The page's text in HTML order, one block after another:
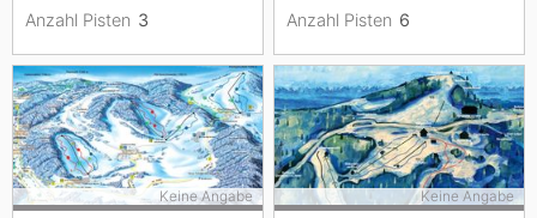
Anzahl Pisten 3 Anzahl Pisten 6
Keine Angabe Keine Angabe